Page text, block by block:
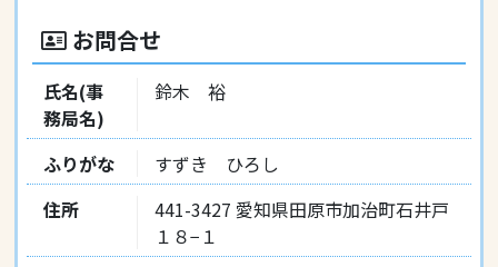
お問合せ
氏名(事
務局名)
鈴木 裕
ふりがな
すずき ひろし
住所
441-3427 愛知県田原市加治町石井戸
１８−１